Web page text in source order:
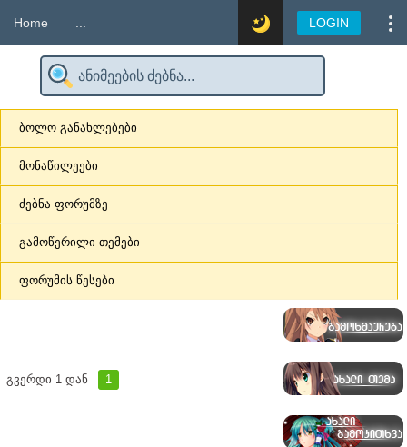
Home LOGIN
ბოლო განახლებები
მონაწილეები
ძებნა ფორუმზე
გამოწერილი თემები
ფორუმის წესები
გვერდი 1 დან 1